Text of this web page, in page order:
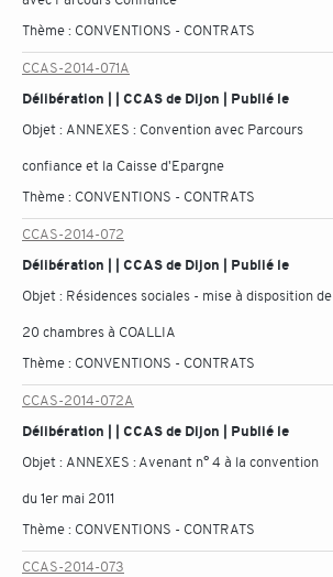
Thème : CONVENTIONS - CONTRATS
CCAS-2014-071A
Délibération | | CCAS de Dijon | Publié le
Objet : ANNEXES : Convention avec Parcours
confiance et la Caisse d'Epargne
Thème : CONVENTIONS - CONTRATS
CCAS-2014-072
Délibération | | CCAS de Dijon | Publié le
Objet : Résidences sociales - mise à disposition de
20 chambres à COALLIA
Thème : CONVENTIONS - CONTRATS
CCAS-2014-072A
Délibération | | CCAS de Dijon | Publié le
Objet : ANNEXES : Avenant n° 4 à la convention
du 1er mai 2011
Thème : CONVENTIONS - CONTRATS
CCAS-2014-073